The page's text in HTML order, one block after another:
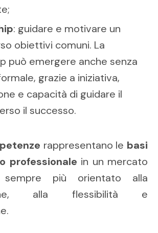
: guidare e motivare un
obiettivi comuni. La
può emergere anche senza
grazie a iniziativa,
e capacità di guidare il
il successo.
rappresentano le basi
professionale in un mercato
più orientato alla
alla flessibilità e